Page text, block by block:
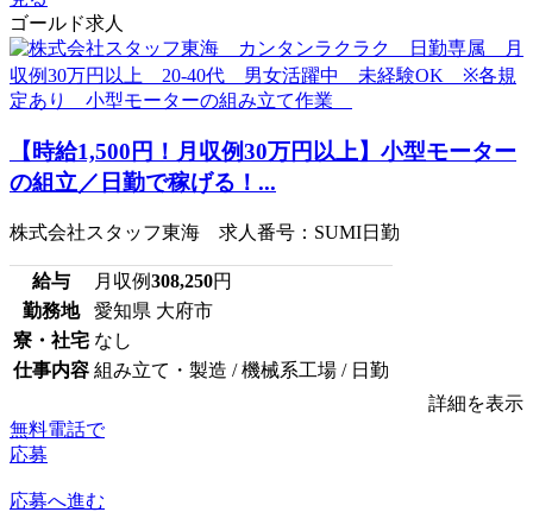
ゴールド求人
【時給1,500円！月収例30万円以上】小型モーター
の組立／日勤で稼げる！...
株式会社スタッフ東海 求人番号：SUMI日勤
給与 月収例308,250円
勤務地
愛知県 大府市
寮・社宅 なし
仕事内容 組み立て・製造 / 機械系工場 / 日勤
詳細を表示
無料電話で
応募
応募へ進む